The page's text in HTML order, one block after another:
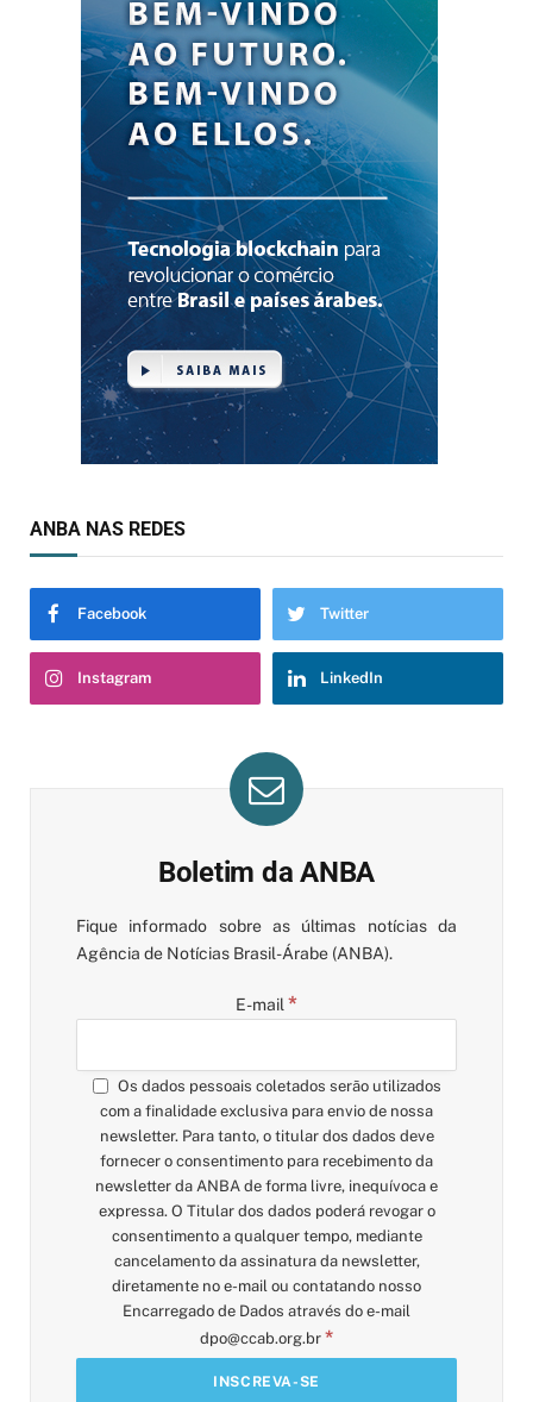
ANBA NAS REDES
Facebook Twitter
Instagram LinkedIn
Boletim da ANBA
Fique informado sobre as últimas notícias da
Agência de Notícias Brasil-Árabe (ANBA).
E-mail*
Os dados pessoais coletados serão utilizados
com a finalidade exclusiva para envio de nossa
newsletter. Para tanto, o titular dos dados deve
fornecer o consentimento para recebimento da
newsletter da ANBA de forma livre, inequívoca e
expressa. O Titular dos dados poderá revogar o
consentimento a qualquer tempo, mediante
cancelamento da assinatura da newsletter,
diretamente no e-mail ou contatando nosso
Encarregado de Dados através do e-mail
dpo@ccab.org.br *